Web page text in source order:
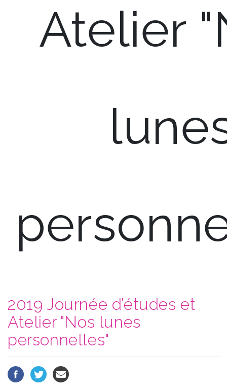
Atelier
2019 Journée d’études et
Atelier "Nos lunes
personnelles"